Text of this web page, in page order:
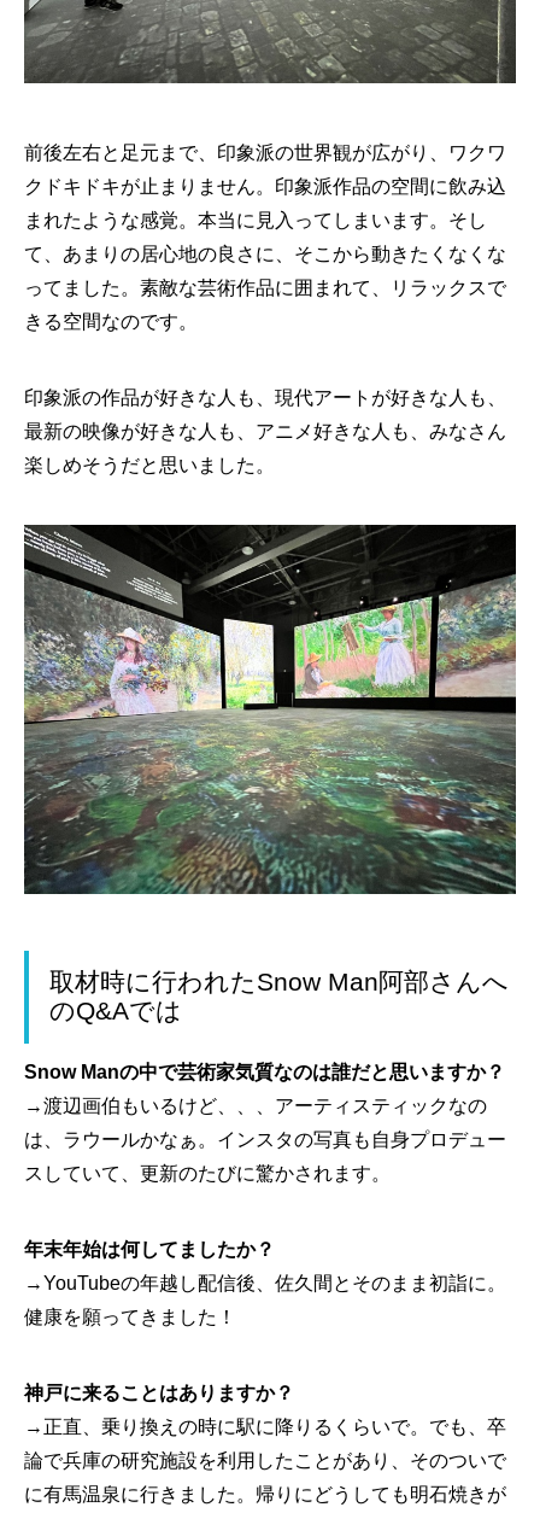
前後左右と足元まで、印象派の世界観が広がり、ワクワ
クドキドキが止まりません。印象派作品の空間に飲み込
まれたような感覚。本当に見入ってしまいます。そし
て、あまりの居心地の良さに、そこから動きたくなくな
ってました。素敵な芸術作品に囲まれて、リラックスで
きる空間なのです。
印象派の作品が好きな人も、現代アートが好きな人も、
最新の映像が好きな人も、アニメ好きな人も、みなさん
楽しめそうだと思いました。
取材時に行われたSnow Man阿部さんへ
のQ&Aでは
Snow Manの中で芸術家気質なのは誰だと思いますか？
→渡辺画伯もいるけど、、、アーティスティックなの
は、ラウールかなぁ。インスタの写真も自身プロデュー
スしていて、更新のたびに驚かされます。
年末年始は何してましたか？
→YouTubeの年越し配信後、佐久間とそのまま初詣に。
健康を願ってきました！
神戸に来ることはありますか？
→正直、乗り換えの時に駅に降りるくらいで。でも、卒
論で兵庫の研究施設を利用したことがあり、そのついで
に有馬温泉に行きました。帰りにどうしても明石焼きが